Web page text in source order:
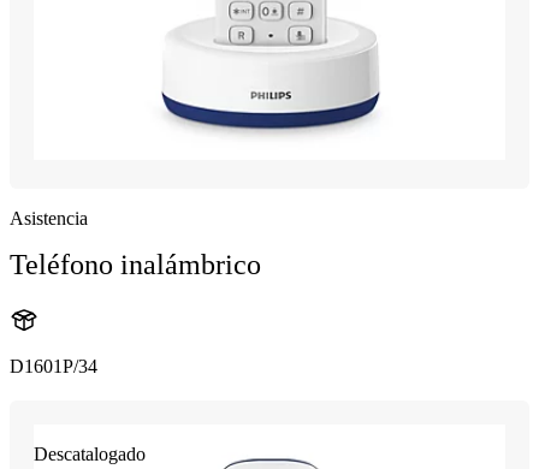
Asistencia
Teléfono inalámbrico
D1601P/34
Descatalogado